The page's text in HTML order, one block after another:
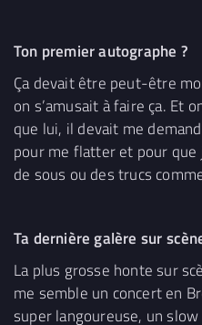
Ton premier autographe ?
Ça devait être peut-être
on s’amusait à faire ça. Et
que lui, il devait me
pour me flatter et pour que
de sous ou des trucs
Ta dernière galère sur
La plus grosse honte sur
me semble un concert en
super langoureuse, un